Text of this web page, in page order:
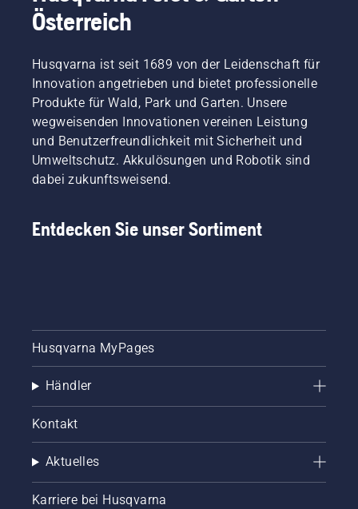
passende
Lösungen
Aufgabe
im
Garten.
Damit
steht
dem
fleißigen
Hobby-
Gärtner
seiner
Arbeit im
Pausen
arbeiten
Österreich
Husqvarna ist seit 1689 von der Leidenschaft für
Innovation angetrieben und bietet professionelle
Produkte für Wald, Park und Garten. Unsere
wegweisenden Innovationen vereinen Leistung
und Benutzerfreundlichkeit mit Sicherheit und
Umweltschutz. Akkulösungen und Robotik sind
dabei zukunftsweisend.
Entdecken Sie unser Sortiment
Husqvarna MyPages
Händler
Kontakt
Aktuelles
Karriere bei Husqvarna